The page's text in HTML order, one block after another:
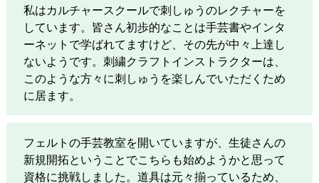
私はカルチャースクールで刺しゅうのレクチャーを
しています。皆さん初歩的なことは手芸書やインタ
ーネットで学ばれてますけど、その先が中々上達し
ないようです。刺繍クラフトインストラクターは、
このような方々に刺しゅうを楽しんでいただくため
に居ます。
フェルトの手芸教室を開いていますが、生徒さんの
新規開拓ということでこちらも始めようかと思って
資格に挑戦しました。道具は元々揃っているため、